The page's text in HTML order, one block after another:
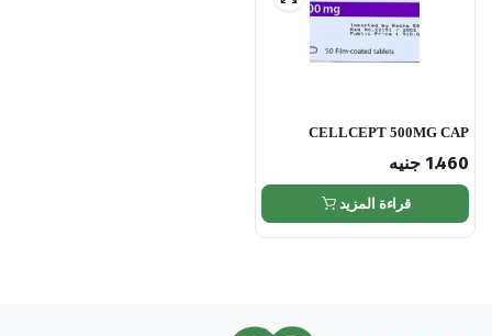
CELLCEPT 500MG CAP
1.460 جنيه
قراءة المزيد